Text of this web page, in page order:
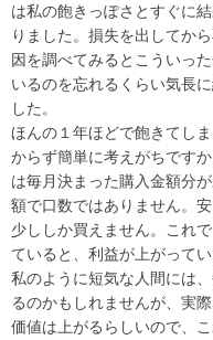
は私の飽きっぽさとすぐに
りました。損失を出してか
因を調べてみるとこういっ
いるのを忘れるくらい気長
した。
ほんの１年ほどで飽きてし
からず簡単に考えがちです
は毎月決まった購入金額分
額で口数ではありません。
少ししか買えません。これ
ていると、利益が上がって
私のように短気な人間には
るのかもしれませんが、実
価値は上がるらしいので、